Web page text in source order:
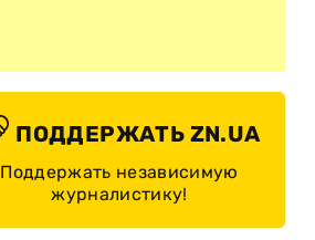
ПОДДЕРЖАТЬ ZN.UA
Поддержать независимую
журналистику!